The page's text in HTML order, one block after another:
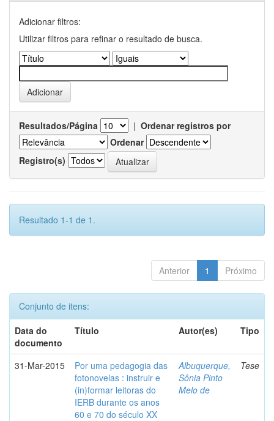
Adicionar filtros:
Utilizar filtros para refinar o resultado de busca.
Resultados/Página | Ordenar registros por
Ordenar
Registro(s)
Resultado 1-1 de 1.
Anterior 1 Próximo
Conjunto de itens:
Data do
documento
Título Autor(es) Tipo
31-Mar-2015
Por uma pedagogia das
fotonovelas : instruir e
(in)formar leitoras do
IERB durante os anos
60 e 70 do século XX
Albuquerque,
Sônia Pinto
Melo de
Tese